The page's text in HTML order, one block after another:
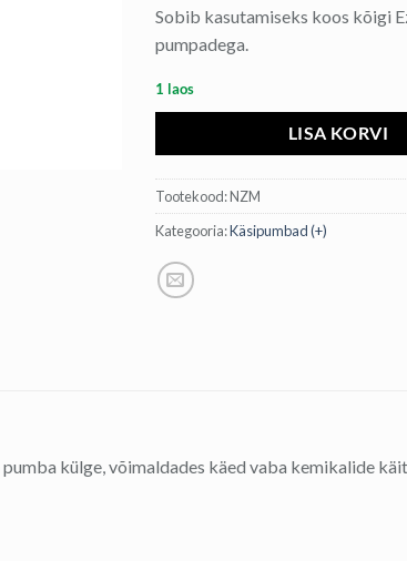
Sobib kasutamiseks koos kõigi
pumpadega.
1 laos
LISA KORVI
Tootekood:NZM
Kategooria:Käsipumbad (+)
külge, võimaldades käed vaba kemikalide